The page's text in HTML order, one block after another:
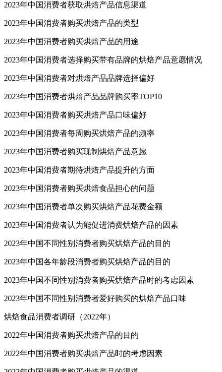
2023年中国消费者获取烘焙产品信息渠道
2023年中国消费者购买烘焙产品的类型
2023年中国消费者购买烘焙产品的用途
2023年中国消费者选择购买带有品牌的烘焙产品意愿情况
2023年中国消费者对烘焙产品品牌选择偏好
2023年中国消费者烘焙产品品牌购买率TOP10
2023年中国消费者购买烘焙产品口味偏好
2023年中国消费者每周购买烘焙产品的频率
2023年中国消费者购买现制烘焙产品意愿
2023年中国消费者期待烘焙产品提升的方面
2023年中国消费者购买烘焙食品担心的问题
2023年中国消费者单次购买烘焙产品花费金额
2023年中国消费者认为能促进消费烘焙产品的因素
2023年中国不同性别消费者购买烘焙产品的目的
2023年中国各年龄段消费者购买烘焙产品的目的
2023年中国不同性别消费者购买烘焙产品时的考虑因素
2023年中国不同性别消费者爱好购买的烘焙产品口味
烘焙食品消费者调研（2022年）
2022年中国消费者购买烘焙产品的目的
2022年中国消费者购买烘焙产品时的考虑因素